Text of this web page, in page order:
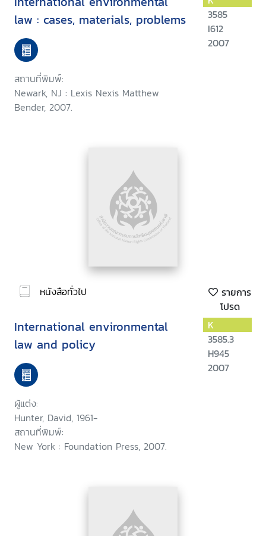
law : cases, materials, problems
สถานที่พิมพ์:
Newark, NJ : Lexis Nexis Matthew
Bender, 2007.
3585
I612
2007
หนังสือทั่วไป
รายการ
โปรด
International environmental
law and policy
ผู้แต่ง:
Hunter, David, 1961-
สถานที่พิมพ์:
New York : Foundation Press, 2007.
K
3585.3
H945
2007